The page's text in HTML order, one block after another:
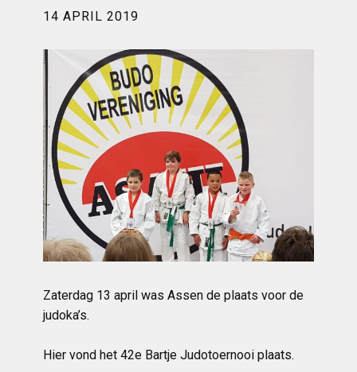
14 APRIL 2019
Zaterdag 13 april was Assen de plaats voor de
judoka’s.
Hier vond het 42e Bartje Judotoernooi plaats.